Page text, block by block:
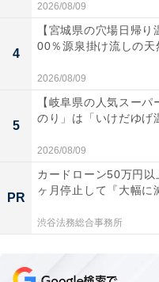
「四季彩の宿 ふる里」
られています。
源泉掛け流しの温泉
2026/08/09
4
【宮城県の穴場日帰
00％源泉掛け流しの天
2026/08/09
5
【岐阜県の人気スー
のり」は「いけだゆげ
2026/08/09
PR
カードローン50万円
ヶ月停止して『大幅に
渋谷法務総合事務所